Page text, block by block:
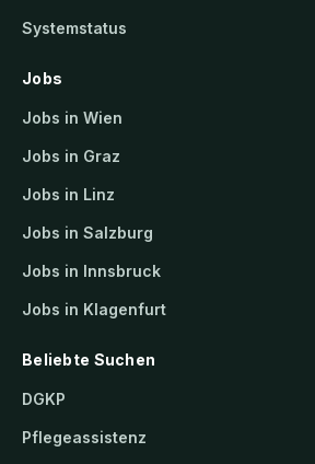
Systemstatus
Jobs
Jobs in Wien
Jobs in Graz
Jobs in Linz
Jobs in Salzburg
Jobs in Innsbruck
Jobs in Klagenfurt
Beliebte Suchen
DGKP
Pflegeassistenz